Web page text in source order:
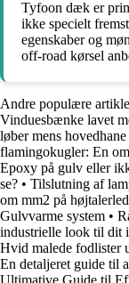
Tyfoon dæk er
ikke specielt
egenskaber og
off-road kørsel
Andre populære
Vinduesbænke lavet
løber mens
flamingokugler: En
Epoxy på gulv eller
se? • Tilslutning af
om mm2 på
Gulvvarme system •
industrielle look til dit
Hvid malede fodlister
En detaljeret guide til
Ultimative Guide til